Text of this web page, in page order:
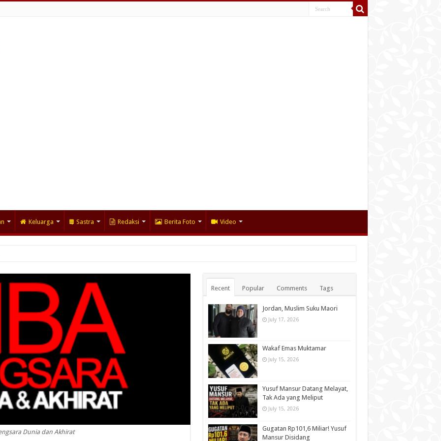
Keluarga Sastra Redaksi Berita Foto Video
Dunia dan Akhirat
Recent Popular Comments Tags
Jordan, Muslim Suku Maori
July 17, 2026
Wakaf Emas Muktamar
July 15, 2026
Yusuf Mansur Datang Melayat,
Tak Ada yang Meliput
July 15, 2026
Gugatan Rp101,6 Miliar! Yusuf
Mansur Disidang